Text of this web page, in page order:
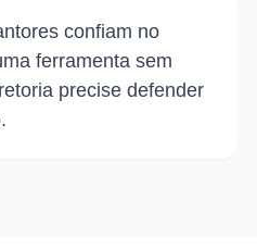
confiam no
ferramenta sem
precise defender